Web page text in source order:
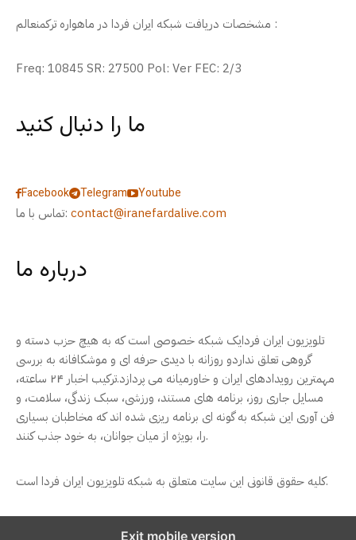
مشخصات دریافت شبکه ایران فردا در ماهواره ترکمنعالم :
Freq: 10845 SR: 27500 Pol: Ver FEC: 2/3
ما را دنبال کنید
Facebook Telegram
Youtube
تماس با ما: contact@iranefardalive.com
درباره ما
تلویزیون ایران فردایک شبکه خصوصی است که به هیچ حزب دسته و
گروهی تعلق نداردو روزانه با دیدی حرفه ای و موشکافانه به بررسی
مهمترین رویدادهای ایران و خاورمیانه می پردازد.ترکیب اخبار ۲۴ ساعته،
مسایل جاری روز، برنامه های مستند، ورزشی، سبک زندگی، سلامت، و
فن آوری این شبکه به گونه ای برنامه ریزی شده اند که مخاطبان بسیاری
را، بویژه از میان جوانان، به خود جذب کنند.
کلیه حقوق قانونی این سایت متعلق به شبکه تلویزیون ایران فردا است.
Exit mobile version